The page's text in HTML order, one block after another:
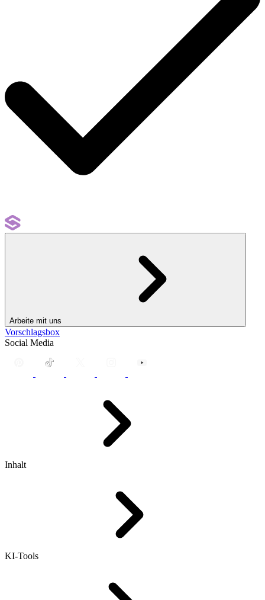
Arbeite mit uns
Vorschlagsbox
Social Media
Inhalt
KI-Tools